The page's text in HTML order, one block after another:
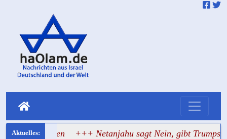
+++ Netanjahu sagt Nein, gibt Trumps Gaza-Plan